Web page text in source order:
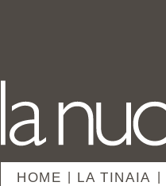
HOME LA TINAIA